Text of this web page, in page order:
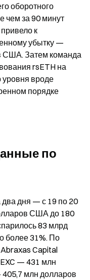
оборотного
чем за 90 минут
к
убытку —
США. Затем команда
rsETH на
уровня вроде
порядке
по
дня — с 19 по 20
США до 180
83 млрд
более 31%. По
Capital
— 431 млн
млн долларов